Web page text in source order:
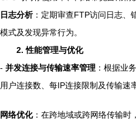
日志分析：定期审查FTP访问日志、
模式及发现异常行为。
2. 性能管理与优化
- 并发连接与传输速率管理 ：根据业
用户连接数、每IP连接限制及传输速
网络优化：在跨地域或跨网络传输时